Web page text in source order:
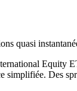
quasi
Equity
simplifiée. Des